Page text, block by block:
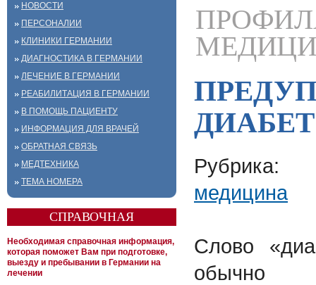
НОВОСТИ
ПЕРСОНАЛИИ
КЛИНИКИ ГЕРМАНИИ
ДИАГНОСТИКА В ГЕРМАНИИ
ЛЕЧЕНИЕ В ГЕРМАНИИ
РЕАБИЛИТАЦИЯ В ГЕРМАНИИ
В ПОМОЩЬ ПАЦИЕНТУ
ИНФОРМАЦИЯ ДЛЯ ВРАЧЕЙ
ОБРАТНАЯ СВЯЗЬ
МЕДТЕХНИКА
ТЕМА НОМЕРА
СПРАВОЧНАЯ
Необходимая справочная информация,
которая поможет Вам при подготовке,
выезду и пребывании в Германии на
лечении
ДИАБЕТ
медицина
Слово
обычно